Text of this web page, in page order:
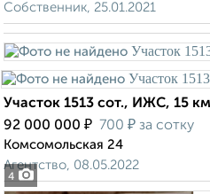
Собственник, 25.01.2021
4
Участок 1513 сот., ИЖС, 15
92 000 000 ₽ 700 ₽ за сотку
Комсомольская 24
Агентство, 08.05.2022